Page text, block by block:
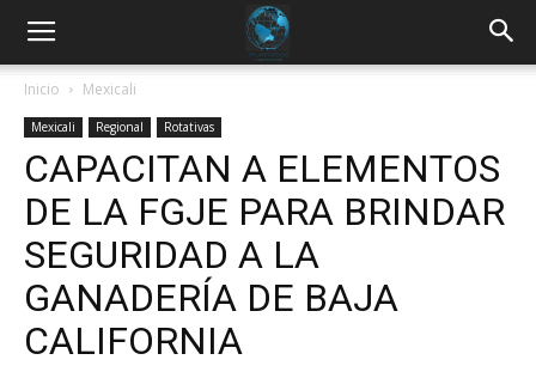
Inicio Mexicali
Mexicali Regional Rotativas
CAPACITAN A ELEMENTOS
DE LA FGJE PARA BRINDAR
SEGURIDAD A LA
GANADERÍA DE BAJA
CALIFORNIA